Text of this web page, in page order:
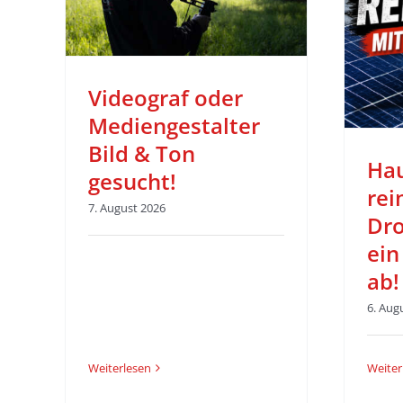
Videograf oder
Mediengestalter
Bild & Ton
gesucht!
7. August 2026
Weiterlesen
Drohne – So läuft
ein echter Einsatz
Blog
ab!
6.